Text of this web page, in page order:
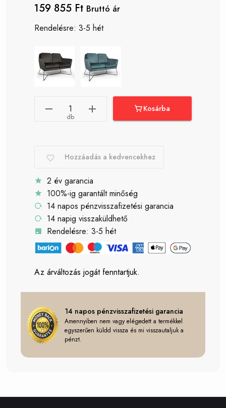
159 855 Ft Bruttó ár
Rendelésre: 3-5 hét
db
Kosárba
Hozzáadás a kedvencekhez
2 év garancia
100%-ig garantált minőség
14 napos pénzvisszafizetési garancia
14 napig visszaküldhető
Rendelésre: 3-5 hét
Az árváltozás jogát fenntartjuk.
14 napos pénzvisszafizetési garancia
Amennyiben nem vagy elégedett a termékkel
egyszerűen küldd vissza és mi visszautaljuk a
pénzt.